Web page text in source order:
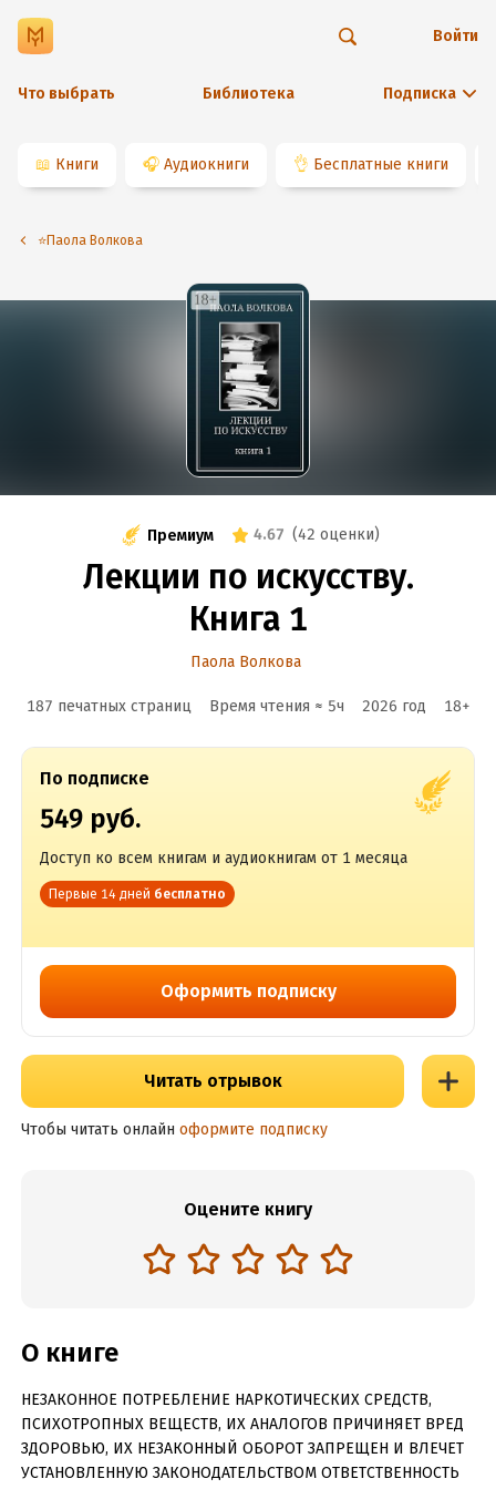
Что выбрать Библиотека Подписка
Войти
📖 Книги 🎧 Аудиокниги 👌 Бесплатные книги
⭐️Паола Волкова
Премиум 4.67 (42 оценки)
Лекции по искусству.
Книга 1
Паола Волкова
187 печатных страниц Время чтения ≈ 5ч 2026 год 18+
По подписке
549 руб.
Доступ ко всем книгам и аудиокнигам от 1 месяца
Первые 14 дней бесплатно
Оформить подписку
Читать отрывок
Чтобы читать онлайн оформите подписку
Оцените книгу
О книге
НЕЗАКОННОЕ ПОТРЕБЛЕНИЕ НАРКОТИЧЕСКИХ СРЕДСТВ,
ПСИХОТРОПНЫХ ВЕЩЕСТВ, ИХ АНАЛОГОВ ПРИЧИНЯЕТ ВРЕД
ЗДОРОВЬЮ, ИХ НЕЗАКОННЫЙ ОБОРОТ ЗАПРЕЩЕН И ВЛЕЧЕТ
УСТАНОВЛЕННУЮ ЗАКОНОДАТЕЛЬСТВОМ ОТВЕТСТВЕННОСТЬ